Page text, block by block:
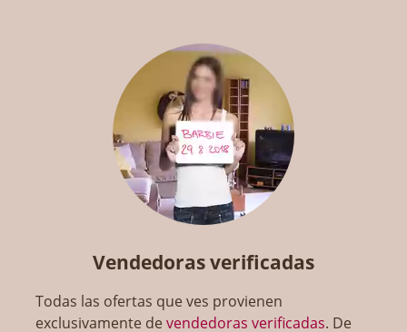
Vendedoras verificadas
Todas las ofertas que ves provienen
exclusivamente devendedoras verificadas. De